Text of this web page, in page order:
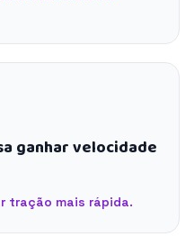
ganhar velocidade
tração mais rápida.